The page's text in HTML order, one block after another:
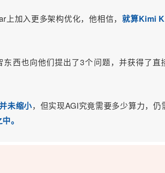
上加入更多架构优化，他相信，就算Kimi
东西也向他们提出了3个问题，并获得了直
未缩小，但实现AGI究竟需要多少算力，仍
。